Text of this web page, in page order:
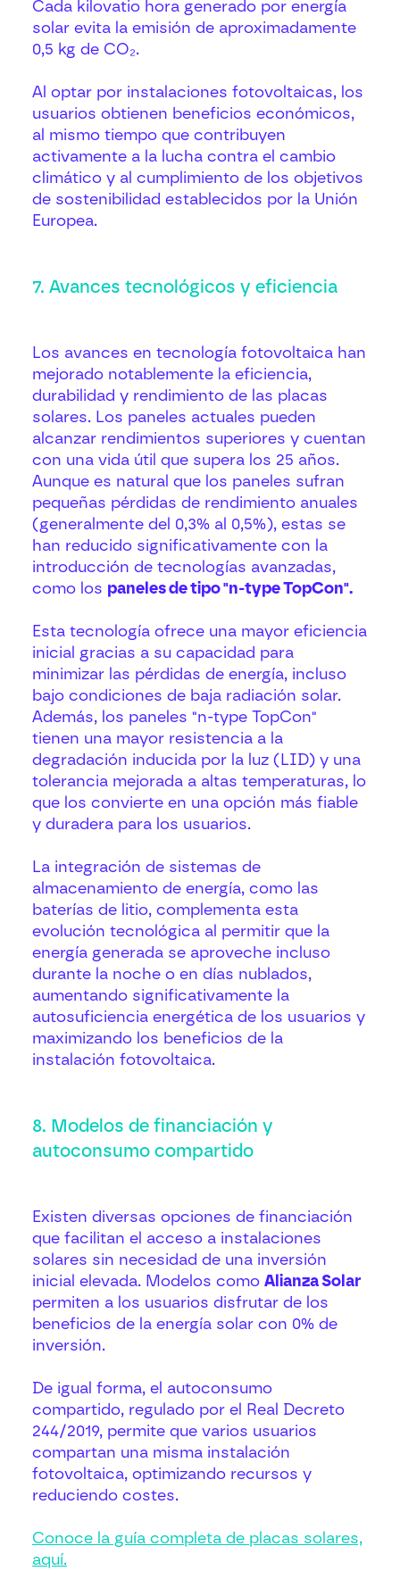
Cada kilovatio hora generado por energía
solar evita la emisión de aproximadamente
0,5 kg de CO₂.
Al optar por instalaciones fotovoltaicas, los
usuarios obtienen beneficios económicos,
al mismo tiempo que contribuyen
activamente a la lucha contra el cambio
climático y al cumplimiento de los objetivos
de sostenibilidad establecidos por la Unión
Europea.
7. Avances tecnológicos y eficiencia
Los avances en tecnología fotovoltaica han
mejorado notablemente la eficiencia,
durabilidad y rendimiento de las placas
solares. Los paneles actuales pueden
alcanzar rendimientos superiores y cuentan
con una vida útil que supera los 25 años.
Aunque es natural que los paneles sufran
pequeñas pérdidas de rendimiento anuales
(generalmente del 0,3% al 0,5%), estas se
han reducido significativamente con la
introducción de tecnologías avanzadas,
como los paneles de tipo "n-type TopCon".
Esta tecnología ofrece una mayor eficiencia
inicial gracias a su capacidad para
minimizar las pérdidas de energía, incluso
bajo condiciones de baja radiación solar.
Además, los paneles "n-type TopCon"
tienen una mayor resistencia a la
degradación inducida por la luz (LID) y una
tolerancia mejorada a altas temperaturas, lo
que los convierte en una opción más fiable
y duradera para los usuarios.
La integración de sistemas de
almacenamiento de energía, como las
baterías de litio, complementa esta
evolución tecnológica al permitir que la
energía generada se aproveche incluso
durante la noche o en días nublados,
aumentando significativamente la
autosuficiencia energética de los usuarios y
maximizando los beneficios de la
instalación fotovoltaica.
8. Modelos de financiación y
autoconsumo compartido
Existen diversas opciones de financiación
que facilitan el acceso a instalaciones
solares sin necesidad de una inversión
inicial elevada. Modelos como Alianza Solar
permiten a los usuarios disfrutar de los
beneficios de la energía solar con 0% de
inversión.
De igual forma, el autoconsumo
compartido, regulado por el Real Decreto
244/2019, permite que varios usuarios
compartan una misma instalación
fotovoltaica, optimizando recursos y
reduciendo costes.
Conoce la guía completa de placas solares,
aquí.